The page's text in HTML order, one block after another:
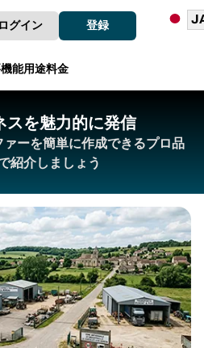
機能用途料金
ログイン 登録
スを魅力的に発信
ーを簡単に作成できるプロ品
紹介しましょう